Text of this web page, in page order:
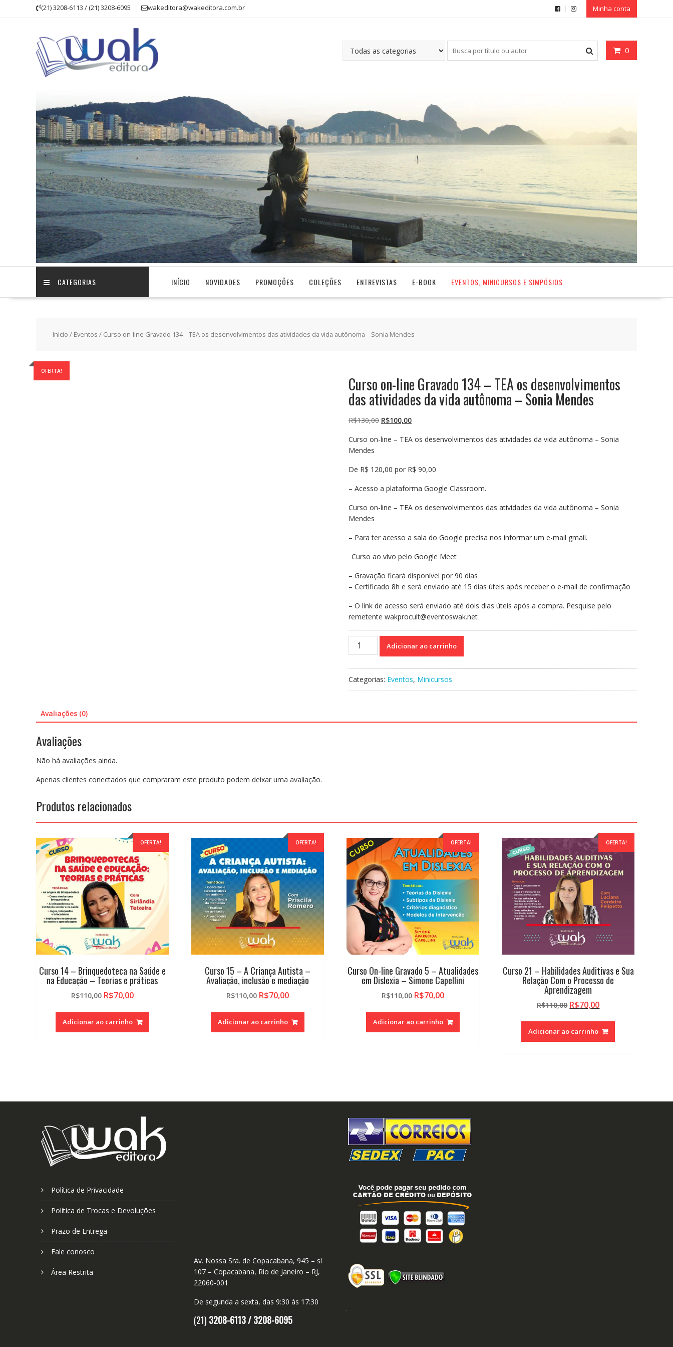
(21) 3208-6113 / (21) 3208-6095 wakeditora@wakeditora.com.br Minha conta
0
CATEGORIAS INÍCIO NOVIDADES PROMOÇÕES COLEÇÕES ENTREVISTAS E-BOOK EVENTOS, MINICURSOS E SIMPÓSIOS
Início / Eventos / Curso on-line Gravado 134 – TEA os desenvolvimentos das atividades da vida autônoma – Sonia Mendes
OFERTA!
Curso on-line Gravado 134 – TEA os desenvolvimentos
das atividades da vida autônoma – Sonia Mendes
R$130,00 O
original
R$100,00O
atual
Curso on-line – TEA os desenvolvimentos das atividades da vida autônoma – Sonia
Mendes
De R$ 120,00 por R$ 90,00
– Acesso a plataforma Google Classroom.
Curso on-line – TEA os desenvolvimentos das atividades da vida autônoma – Sonia
Mendes
– Para ter acesso a sala do Google precisa nos informar um e-mail gmail.
_Curso ao vivo pelo Google Meet
– Gravação ficará disponível por 90 dias
– Certificado 8h e será enviado até 15 dias úteis após receber o e-mail de confirmação
– O link de acesso será enviado até dois dias úteis após a compra. Pesquise pelo
remetente wakprocult@eventoswak.net
Curso
134
Adicionar ao carrinho
Categorias: Eventos, Minicursos
Avaliações (0)
Avaliações
Não há avaliações ainda.
Apenas clientes conectados que compraram este produto podem deixar uma avaliação.
Produtos relacionados
OFERTA!
Curso 14 – Brinquedoteca na Saúde e
na Educação – Teorias e práticas
R$110,00 O
original
era:
R$70,00O
atual
é:
Adicionar ao carrinho
OFERTA!
Curso 15 – A Criança Autista –
Avaliação, inclusão e mediação
R$110,00 O
original
era:
R$70,00O
atual
é:
Adicionar ao carrinho
OFERTA!
Curso On-line Gravado 5 – Atualidades
em Dislexia – Simone Capellini
R$110,00 O
original
era:
R$70,00O
atual
é:
Adicionar ao carrinho
OFERTA!
Curso 21 – Habilidades Auditivas e Sua
Relação Com o Processo de
Aprendizagem
R$110,00 O
original
era:
R$70,00O
atual
é:
Adicionar ao carrinho
Política de Privacidade
Política de Trocas e Devoluções
Prazo de Entrega
Fale conosco
Área Restrita
Av. Nossa Sra. de Copacabana, 945 – sl
107 – Copacabana, Rio de Janeiro – RJ,
22060-001
De segunda a sexta, das 9:30 às 17:30
(21) 3208-6113 /3208-6095